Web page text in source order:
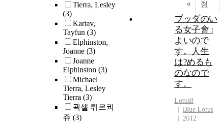
Tierra, Lesley
(3)
Kartav,
Tayfun (3)
Elphinston,
Joanne (3)
Joanne
Elphinston (3)
Michael
Tierra, Lesley
Tierra (3)
괵셀 튀르쾨
쥬 (3)
청
ブッダのい
る女子會 :
よいので
す。人生
は?めるも
のなので
す。
Lotus8
Blue Lotus
2012